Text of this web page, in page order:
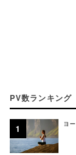
PV数ランキング
ヨ